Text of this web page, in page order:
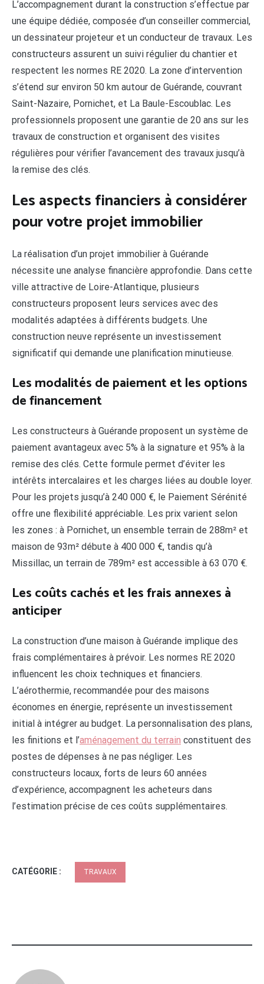
L’accompagnement durant la construction s’effectue par
une équipe dédiée, composée d’un conseiller commercial,
un dessinateur projeteur et un conducteur de travaux. Les
constructeurs assurent un suivi régulier du chantier et
respectent les normes RE 2020. La zone d’intervention
s’étend sur environ 50 km autour de Guérande, couvrant
Saint-Nazaire, Pornichet, et La Baule-Escoublac. Les
professionnels proposent une garantie de 20 ans sur les
travaux de construction et organisent des visites
régulières pour vérifier l’avancement des travaux jusqu’à
la remise des clés.
Les aspects financiers à considérer
pour votre projet immobilier
La réalisation d’un projet immobilier à Guérande
nécessite une analyse financière approfondie. Dans cette
ville attractive de Loire-Atlantique, plusieurs
constructeurs proposent leurs services avec des
modalités adaptées à différents budgets. Une
construction neuve représente un investissement
significatif qui demande une planification minutieuse.
Les modalités de paiement et les options
de financement
Les constructeurs à Guérande proposent un système de
paiement avantageux avec 5% à la signature et 95% à la
remise des clés. Cette formule permet d’éviter les
intérêts intercalaires et les charges liées au double loyer.
Pour les projets jusqu’à 240 000 €, le Paiement Sérénité
offre une flexibilité appréciable. Les prix varient selon
les zones : à Pornichet, un ensemble terrain de 288m² et
maison de 93m² débute à 400 000 €, tandis qu’à
Missillac, un terrain de 789m² est accessible à 63 070 €.
Les coûts cachés et les frais annexes à
anticiper
La construction d’une maison à Guérande implique des
frais complémentaires à prévoir. Les normes RE 2020
influencent les choix techniques et financiers.
L’aérothermie, recommandée pour des maisons
économes en énergie, représente un investissement
initial à intégrer au budget. La personnalisation des plans,
les finitions et l’aménagement du terrain constituent des
postes de dépenses à ne pas négliger. Les
constructeurs locaux, forts de leurs 60 années
d’expérience, accompagnent les acheteurs dans
l’estimation précise de ces coûts supplémentaires.
CATÉGORIE : TRAVAUX